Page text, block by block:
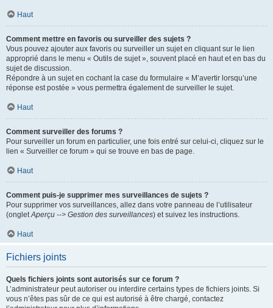
Haut
Comment mettre en favoris ou surveiller des sujets ?
Vous pouvez ajouter aux favoris ou surveiller un sujet en cliquant sur le lien
approprié dans le menu « Outils de sujet », souvent placé en haut et en bas du
sujet de discussion.
Répondre à un sujet en cochant la case du formulaire « M’avertir lorsqu’une
réponse est postée » vous permettra également de surveiller le sujet.
Haut
Comment surveiller des forums ?
Pour surveiller un forum en particulier, une fois entré sur celui-ci, cliquez sur le
lien « Surveiller ce forum » qui se trouve en bas de page.
Haut
Comment puis-je supprimer mes surveillances de sujets ?
Pour supprimer vos surveillances, allez dans votre panneau de l’utilisateur
(ongletAperçu --> Gestion des surveillances) et suivez les instructions.
Haut
Fichiers joints
Quels fichiers joints sont autorisés sur ce forum ?
L’administrateur peut autoriser ou interdire certains types de fichiers joints. Si
vous n’êtes pas sûr de ce qui est autorisé à être chargé, contactez